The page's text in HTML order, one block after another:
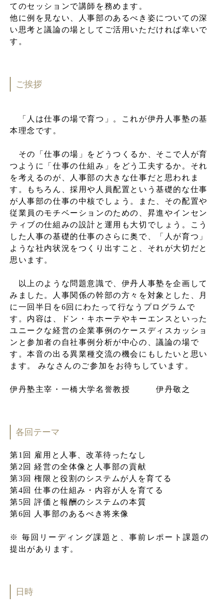
てのセッションで講師を務めます。
他に例を見ない、人事部のあるべき姿についての深
い思考と議論の場としてご活用いただければ幸いで
す。
ご挨拶
「人は仕事の場で育つ」。これが伊丹人事塾の基
本理念です。
その「仕事の場」をどうつくるか、そこで人が育
つように「仕事の仕組み」をどう工夫するか。それ
を考えるのが、人事部の大きな仕事だと思われま
す。もちろん、採用や人員配置という基礎的な仕事
が人事部の仕事の中核でしょう。また、その配置や
従業員のモチベーションのための、昇進やインセン
ティブの仕組みの設計と運用も大切でしょう。こう
した人事の基礎的仕事のさらに奥で、「人が育つ」
ような社内状況をつくり出すこと、それが大切だと
思います。
以上のような問題意識で、伊丹人事塾を企画して
みました。人事関係の幹部の方々を対象とした、月
に一回半日を6回にわたって行なうプログラムで
す。内容は、ドン・キホーテやキーエンスといった
ユニークな経営の企業事例のケースディスカッショ
ンと参加者の自社事例分析が中心の、議論の場で
す。本音の出る異業種交流の機会にもしたいと思い
ます。 みなさんのご参加をお待ちしています。
伊丹塾主宰・一橋大学名誉教授 伊丹敬之
各回テーマ
第1回 雇用と人事、改革待ったなし
第2回 経営の全体像と人事部の貢献
第3回 権限と役割のシステムが人を育てる
第4回 仕事の仕組み・内容が人を育てる
第5回 評価と報酬のシステムの本質
第6回 人事部のあるべき将来像
※ 毎回リーディング課題と、事前レポート課題の
提出があります。
日時